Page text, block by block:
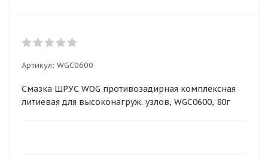
Артикул: WGC0600
Смазка ШРУС WOG противозадирная комплексная
литиевая для высоконагруж. узлов, WGC0600, 80г